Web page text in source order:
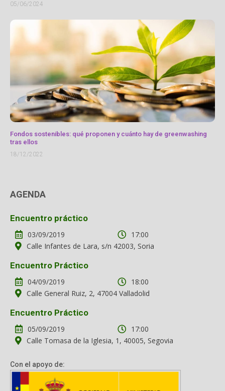
05/06/2024
Fondos sostenibles: qué proponen y cuánto hay de greenwashing
tras ellos
18/12/2022
AGENDA
Encuentro práctico
03/09/2019
17:00
Calle Infantes de Lara, s/n 42003, Soria
Encuentro Práctico
04/09/2019
18:00
Calle General Ruiz, 2, 47004 Valladolid
Encuentro Práctico
05/09/2019
17:00
Calle Tomasa de la Iglesia, 1, 40005, Segovia
Con el apoyo de: